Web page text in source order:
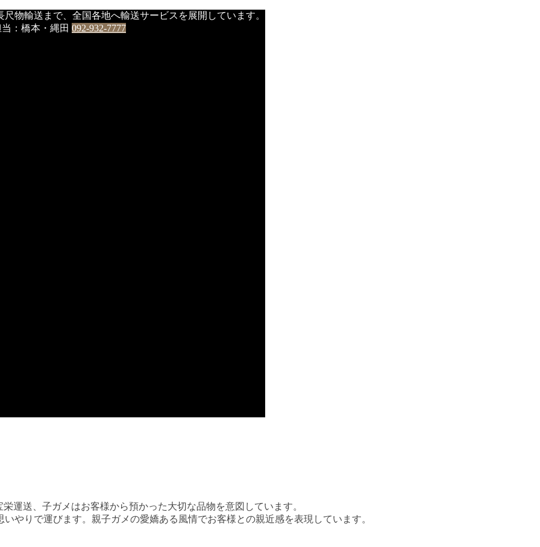
物輸送まで、全国各地へ輸送サービスを展開しています。
：橋本・縄田 092-932-7777
運送、子ガメはお客様から預かった大切な品物を意図しています。
やりで運びます。親子ガメの愛嬌ある風情でお客様との親近感を表現しています。